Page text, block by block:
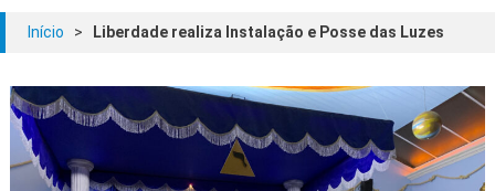
Início > Liberdade realiza Instalação e Posse das Luzes